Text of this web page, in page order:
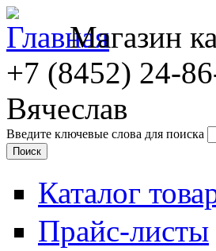
Магазин
+7 (8452) 24-
Вячеслав
Введите ключевые слова для поиска
Каталог
Прайс-листы